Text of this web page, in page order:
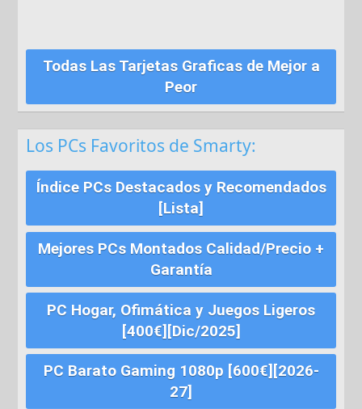
Todas Las Tarjetas Graficas de Mejor a
Peor
Los PCs Favoritos de Smarty:
Índice PCs Destacados y Recomendados
[Lista]
Mejores PCs Montados Calidad/Precio +
Garantía
PC Hogar, Ofimática y Juegos Ligeros
[400€][Dic/2025]
PC Barato Gaming 1080p [600€][2026-
27]